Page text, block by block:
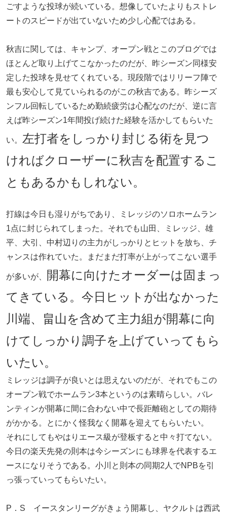
ごすような投球が続いている。想像していたよりもストレ
ートのスピードが出ていないため少し心配ではある。
秋吉に関しては、キャンプ、オープン戦とこのブログでは
ほとんど取り上げてこなかったのだが、昨シーズン同様安
定した投球を見せてくれている。現段階ではリリーフ陣で
最も安心して見ていられるのがこの秋吉である。昨シーズ
ンフル回転しているため勤続疲労は心配なのだが、逆に言
えば昨シーズン1年間投げ続けた経験を活かしてもらいた
い。 左打者をしっかり封じる術を見つ
ければクローザーに秋吉を配置するこ
ともあるかもしれない。
打線は今日も湿りがちであり、ミレッジのソロホームラン
1点に封じられてしまった。それでも山田、ミレッジ、雄
平、大引、中村辺りの主力がしっかりとヒットを放ち、チ
ャンスは作れていた。まだまだ打率が上がってこない選手
が多いが、
開幕に向けたオーダーは固まっ
てきている。今日ヒットが出なかった
川端、畠山を含めて主力組が開幕に向
けてしっかり調子を上げていってもら
いたい。
ミレッジは調子が良いとは思えないのだが、それでもこの
オープン戦でホームラン3本というのは素晴らしい。バレ
ンティンが開幕に間に合わない中で長距離砲としての期待
がかかる。とにかく怪我なく開幕を迎えてもらいたい。
それにしてもやはりエース級が登板すると中々打てない。
今日の楽天先発の則本は今シーズンにも球界を代表するエ
ースになりそうである。小川と則本の同期2人でNPBを引
っ張っていってもらいたい。
P．S イースタンリーグがきょう開幕し、ヤクルトは西武